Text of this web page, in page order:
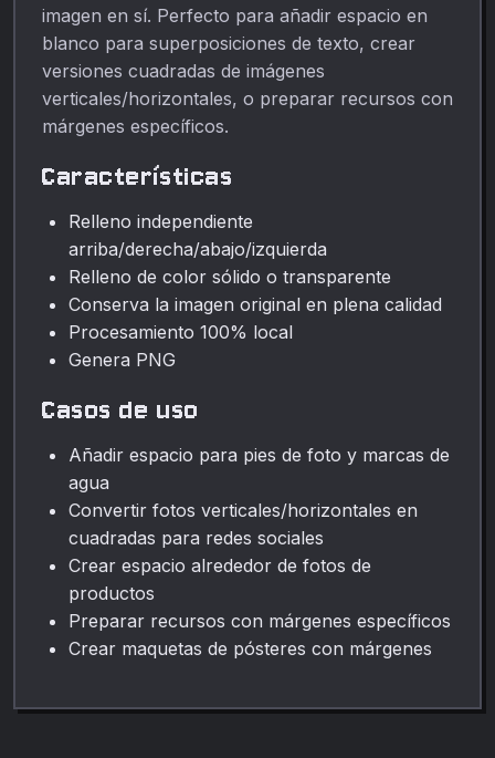
imagen en sí. Perfecto para añadir espacio en
blanco para superposiciones de texto, crear
versiones cuadradas de imágenes
verticales/horizontales, o preparar recursos con
márgenes específicos.
Características
Relleno independiente
arriba/derecha/abajo/izquierda
Relleno de color sólido o transparente
Conserva la imagen original en plena calidad
Procesamiento 100% local
Genera PNG
Casos de uso
Añadir espacio para pies de foto y marcas de
agua
Convertir fotos verticales/horizontales en
cuadradas para redes sociales
Crear espacio alrededor de fotos de
productos
Preparar recursos con márgenes específicos
Crear maquetas de pósteres con márgenes